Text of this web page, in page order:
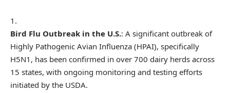
Bird Flu Outbreak in the U.S.: A significant outbreak of
Highly Pathogenic Avian Influenza (HPAI), specifically
H5N1, has been confirmed in over 700 dairy herds across
15 states, with ongoing monitoring and testing efforts
initiated by the USDA.